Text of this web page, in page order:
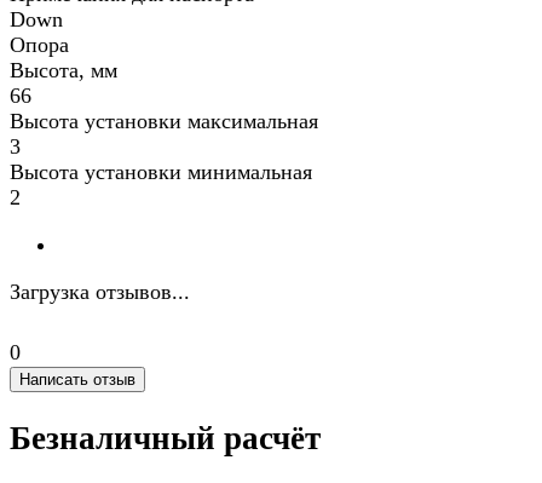
Down
Опора
Высота, мм
66
Высота установки максимальная
3
Высота установки минимальная
2
Загрузка отзывов...
0
Написать отзыв
Безналичный расчёт